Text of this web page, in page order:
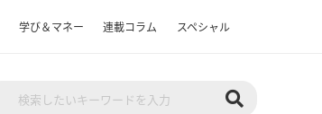
学び＆マネー 連載コラム スペシャル